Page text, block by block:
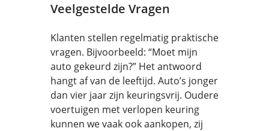
Veelgestelde Vragen
Klanten stellen regelmatig praktische
vragen. Bijvoorbeeld: “Moet mijn
auto gekeurd zijn?” Het antwoord
hangt af van de leeftijd. Auto’s jonger
dan vier jaar zijn keuringsvrij. Oudere
voertuigen met verlopen keuring
kunnen we vaak ook aankopen, zij